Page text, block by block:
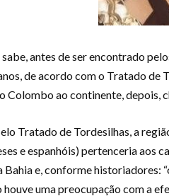
sabe, antes de ser encontrado
de acordo com o Tratado de
Colombo ao continente, depois,
Tratado de Tordesilhas, a
e espanhóis) pertenceria aos
Bahia e, conforme historiadores:
houve uma preocupação com a